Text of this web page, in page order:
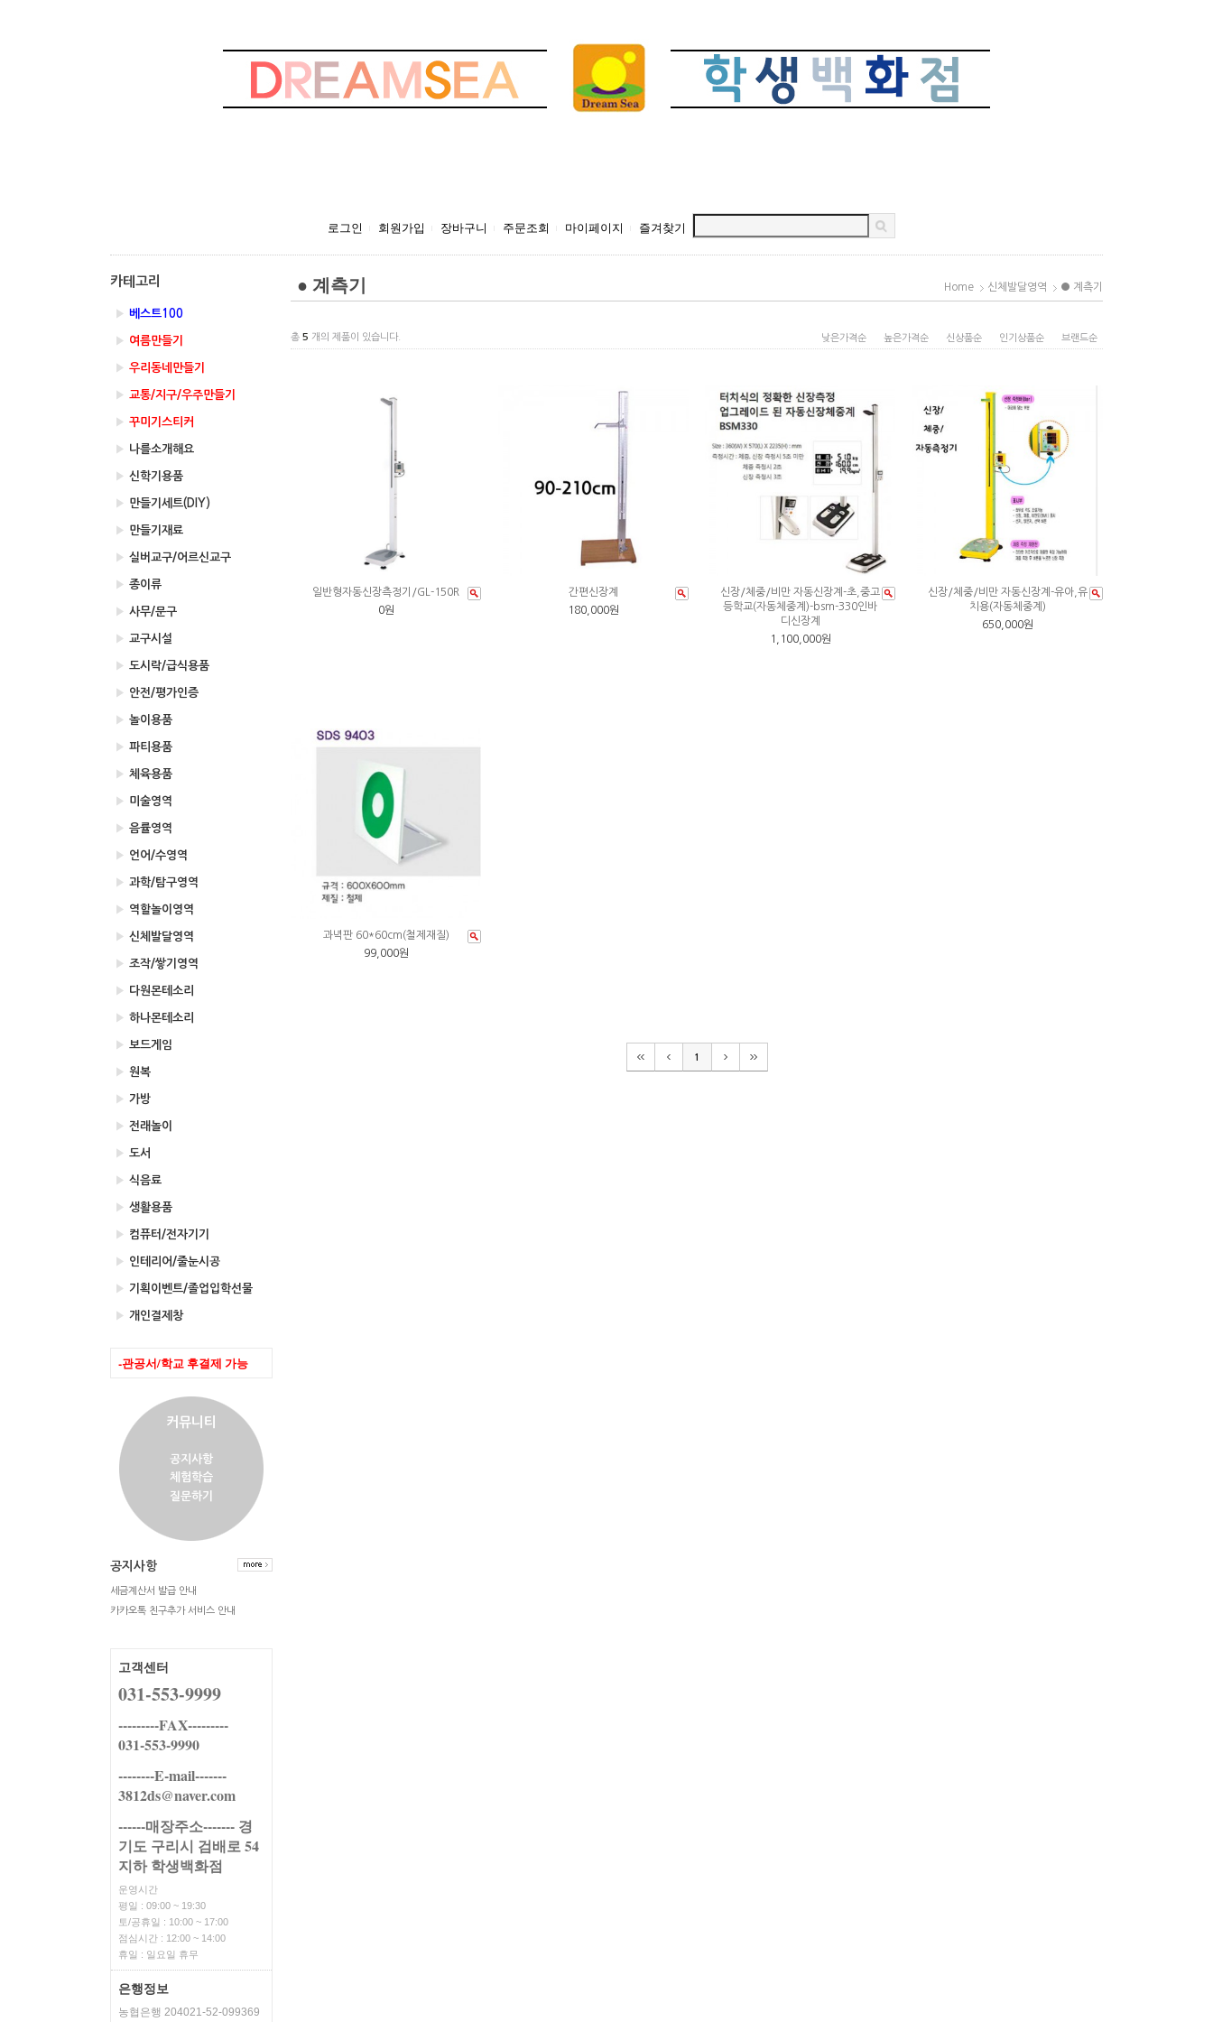
로그인 회원가입 장바구니 주문조회 마이페이지 즐겨찾기
카테고리
▶ 베스트100
▶ 여름만들기
▶ 우리동네만들기
▶ 교통/지구/우주만들기
▶ 꾸미기스티커
▶ 나를소개해요
▶ 신학기용품
▶ 만들기세트(DIY)
▶ 만들기재료
▶ 실버교구/어르신교구
▶ 종이류
▶ 사무/문구
▶ 교구시설
▶ 도시락/급식용품
▶ 안전/평가인증
▶ 놀이용품
▶ 파티용품
▶ 체육용품
▶ 미술영역
▶ 음률영역
▶ 언어/수영역
▶ 과학/탐구영역
▶ 역할놀이영역
▶ 신체발달영역
▶ 조작/쌓기영역
▶ 다원몬테소리
▶ 하나몬테소리
▶ 보드게임
▶ 원복
▶ 가방
▶ 전래놀이
▶ 도서
▶ 식음료
▶ 생활용품
▶ 컴퓨터/전자기기
▶ 인테리어/줄눈시공
▶ 기획이벤트/졸업입학선물
▶ 개인결제창
-관공서/학교 후결제 가능
커뮤니티
공지사항
체험학습
질문하기
공지사항
세금계산서 발급 안내
카카오톡 친구추가 서비스 안내
고객센터
031-553-9999
---------FAX---------
031-553-9990
--------E-mail-------
3812ds@naver.com
------매장주소------- 경
기도 구리시 검배로 54
지하 학생백화점
운영시간
평일 : 09:00 ~ 19:30
토/공휴일 : 10:00 ~ 17:00
점심시간 : 12:00 ~ 14:00
휴일 : 일요일 휴무
은행정보
농협은행 204021-52-099369
Home 신체발달영역 ● 계측기
● 계측기
낮은가격순 높은가격순 신상품순 인기상품순 브랜드순
총 5 개의 제품이 있습니다.
일반형자동신장측정기/GL-150R
0원
간편신장계
180,000원
신장/체중/비만 자동신장계-초,중고
등학교(자동체중계)-bsm-330인바
디신장계
1,100,000원
신장/체중/비만 자동신장계-유아,유
치용(자동체중계)
650,000원
과녁판 60*60cm(철제재질)
99,000원
1